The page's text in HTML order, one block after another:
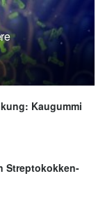
Kaugummi
Streptokokken-